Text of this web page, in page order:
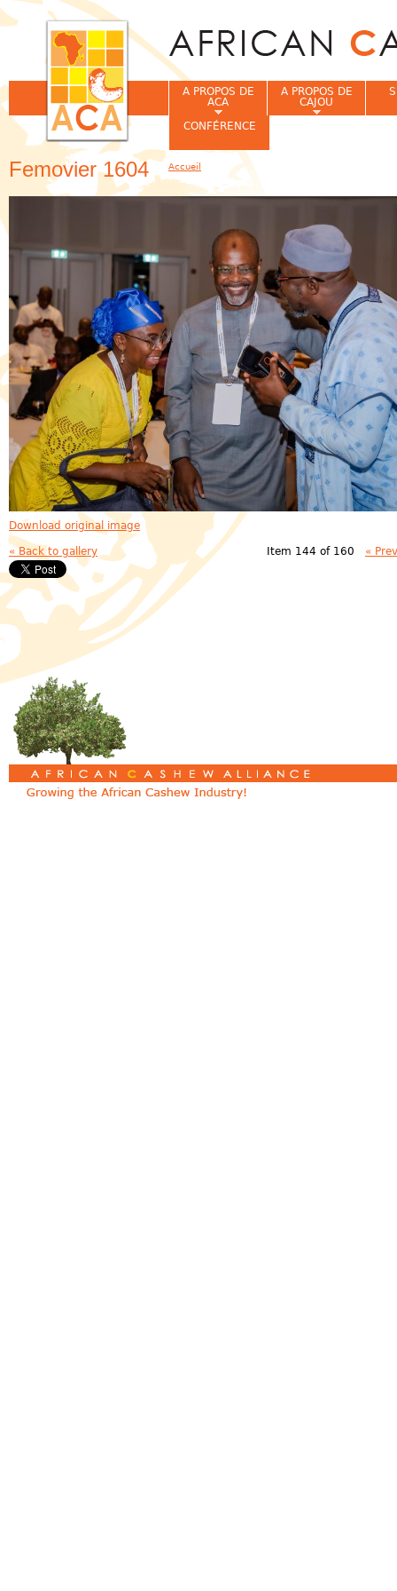
Femovier 1604
Download original image
« Back to gallery Item 144 of 160 «
A PROPOS DE
ACA
A PROPOS DE
CAJOU
CONFÉRENCE
Vous êtes ici
Accueil